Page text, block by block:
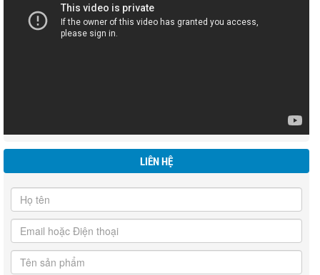
LIÊN HỆ